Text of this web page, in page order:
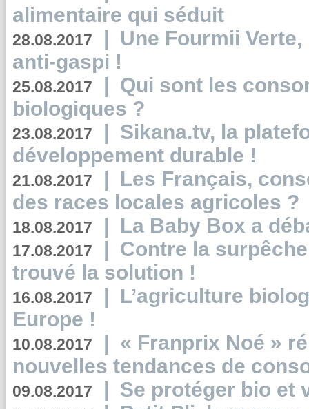
alimentaire qui séduit
28.08.2017 | Une Fourmii
anti-gaspi !
25.08.2017 | Qui sont les
biologiques ?
23.08.2017 | Sikana.tv, la
développement durable !
21.08.2017 | Les Français,
des races locales agricoles ?
18.08.2017 | La Baby Box a
17.08.2017 | Contre la
trouvé la solution !
16.08.2017 | L’agriculture
Europe !
10.08.2017 | « Franprix Noé »
nouvelles tendances de
09.08.2017 | Se protéger bio et